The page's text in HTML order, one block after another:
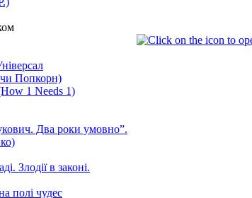
Попкорн)
1 Needs 1)
Два роки умовно”.
Злодії в законі.
полі чудес